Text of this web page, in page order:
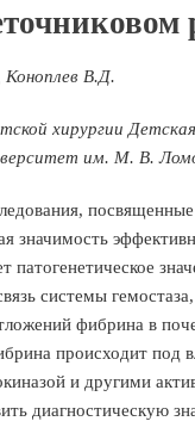
Коноплев В.Д.
хирургии
им. М. В.
значимость
патогенетическое
системы
фибрина в
происходит под
и другими
диагностическую